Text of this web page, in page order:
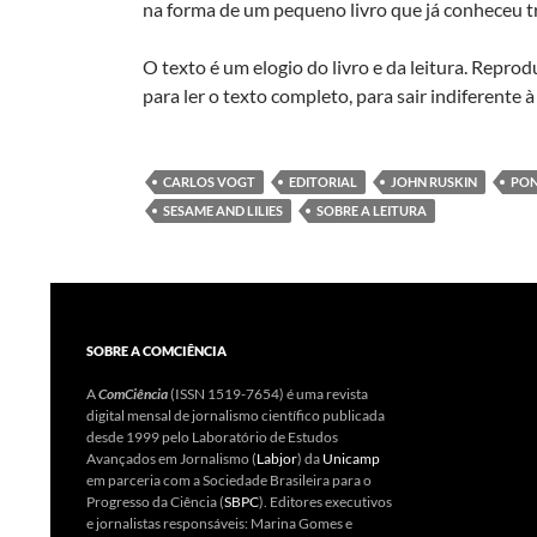
na forma de um pequeno livro que já conheceu
O texto é um elogio do livro e da leitura.
para ler o texto completo, para sair indiferente à
CARLOS VOGT EDITORIAL JOHN RUSKIN
SESAME AND LILIES
SOBRE A LEITURA
SOBRE A COMCIÊNCIA
AComCiência(ISSN 1519-7654) é uma revista
digital mensal de jornalismo científico publicada
desde 1999 pelo Laboratório de Estudos
Avançados em Jornalismo (Labjor) da Unicamp
em parceria com a Sociedade Brasileira para o
Progresso da Ciência (SBPC). Editores executivos
e jornalistas responsáveis: Marina Gomes e